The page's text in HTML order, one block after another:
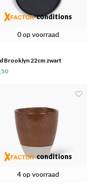
0 op voorraad
conditions
Brooklyn 22cm zwart
4 op voorraad
conditions